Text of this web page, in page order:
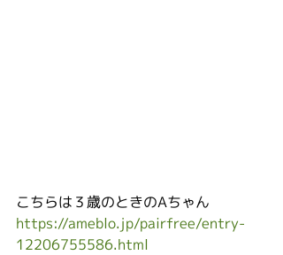
こちらは３歳のときのAちゃん
https://ameblo.jp/pairfree/entry-
12206755586.html